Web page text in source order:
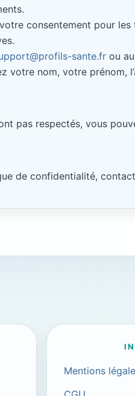
consentement pour
sante.fr ou
votre nom, votre prénom,
pas respectés, vous
de confidentialité,
Mentions